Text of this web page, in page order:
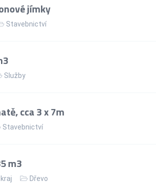
jímky
Stavebnictví
Služby
cca 3 x 7m
Stavebnictví
m3
Dřevo